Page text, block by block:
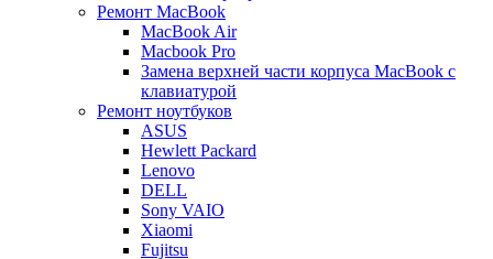
Ремонт MacBook
MacBook Air
Macbook Pro
Замена верхней части корпуса MacBook с
клавиатурой
Ремонт ноутбуков
ASUS
Hewlett Packard
Lenovo
DELL
Sony VAIO
Xiaomi
Fujitsu